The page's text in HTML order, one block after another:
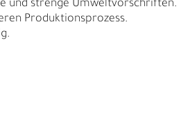
und strenge Umweltvorschriften.
Produktionsprozess.